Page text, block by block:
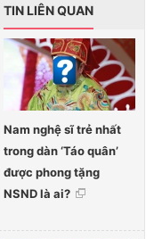
TIN LIÊN QUAN
Nam nghệ sĩ trẻ nhất
trong dàn ‘Táo quân’
được phong tặng
NSND là ai?